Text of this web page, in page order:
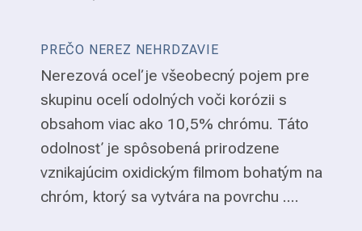
PREČO NEREZ NEHRDZAVIE
Nerezová oceľ je všeobecný pojem pre
skupinu ocelí odolných voči korózii s
obsahom viac ako 10,5% chrómu. Táto
odolnosť je spôsobená prirodzene
vznikajúcim oxidickým filmom bohatým na
chróm, ktorý sa vytvára na povrchu ....